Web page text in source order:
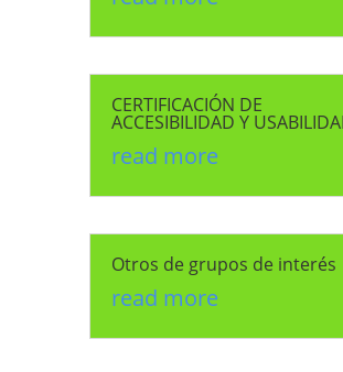
CERTIFICACIÓN DE
ACCESIBILIDAD Y
read more
Otros de grupos de interés
read more